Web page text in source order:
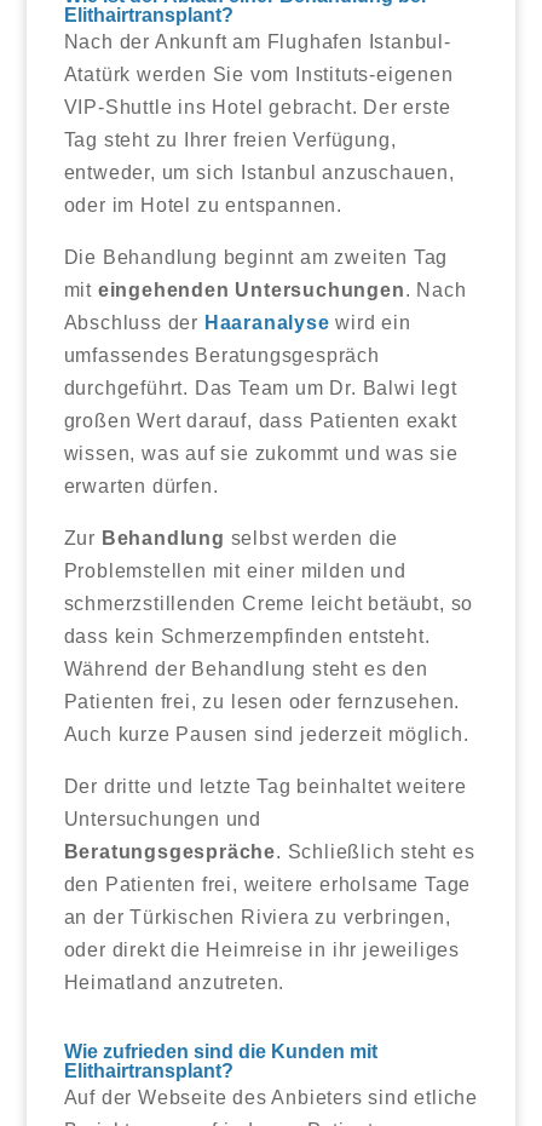
Elithairtransplant?
Nach der Ankunft am Flughafen Istanbul-
Atatürk werden Sie vom Instituts-eigenen
VIP-Shuttle ins Hotel gebracht. Der erste
Tag steht zu Ihrer freien Verfügung,
entweder, um sich Istanbul anzuschauen,
oder im Hotel zu entspannen.
Die Behandlung beginnt am zweiten Tag
mit eingehenden Untersuchungen. Nach
Abschluss der Haaranalyse wird ein
umfassendes Beratungsgespräch
durchgeführt. Das Team um Dr. Balwi legt
großen Wert darauf, dass Patienten exakt
wissen, was auf sie zukommt und was sie
erwarten dürfen.
Zur Behandlung selbst werden die
Problemstellen mit einer milden und
schmerzstillenden Creme leicht betäubt, so
dass kein Schmerzempfinden entsteht.
Während der Behandlung steht es den
Patienten frei, zu lesen oder fernzusehen.
Auch kurze Pausen sind jederzeit möglich.
Der dritte und letzte Tag beinhaltet weitere
Untersuchungen und
Beratungsgespräche. Schließlich steht es
den Patienten frei, weitere erholsame Tage
an der Türkischen Riviera zu verbringen,
oder direkt die Heimreise in ihr jeweiliges
Heimatland anzutreten.
Wie zufrieden sind die Kunden mit
Elithairtransplant?
Auf der Webseite des Anbieters sind etliche